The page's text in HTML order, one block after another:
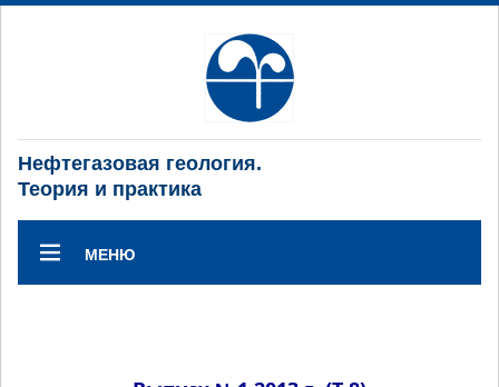
Нефтегазовая геология.
Теория и практика
МЕНЮ